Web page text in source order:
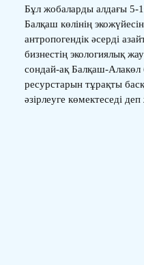
Бұл жобаларды алдағы 5-
Балқаш көлінің
антропогендік әсерді
бизнестің экологиялық
сондай-ақ Балқаш-Алакөл
ресурстарын тұрақты
әзірлеуге көмектеседі